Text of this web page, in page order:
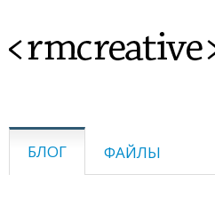
<rmcreative>
БЛОГ ФАЙЛЫ